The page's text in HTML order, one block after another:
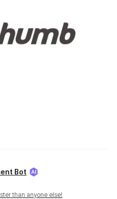
Bot
than anyone else!